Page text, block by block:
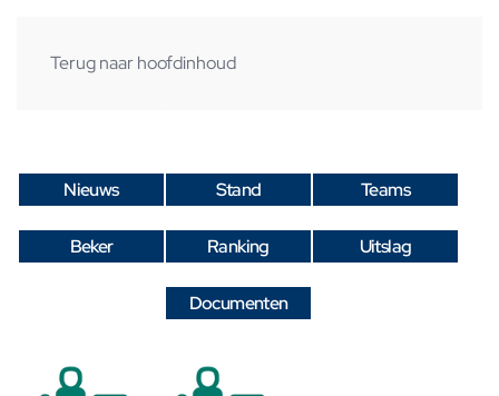
Terug naar hoofdinhoud
Nieuws Stand Teams
Beker Ranking Uitslag
Documenten